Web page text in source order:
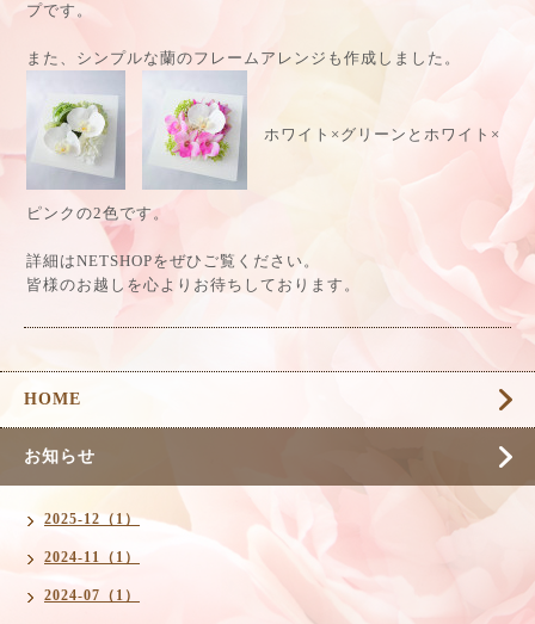
プです。
また、シンプルな蘭のフレームアレンジも作成しました。
ホワイト×グリーンとホワイト×
ピンクの2色です。
詳細はNETSHOPをぜひご覧ください。
皆様のお越しを心よりお待ちしております。
HOME
お知らせ
2025-12（1）
2024-11（1）
2024-07（1）